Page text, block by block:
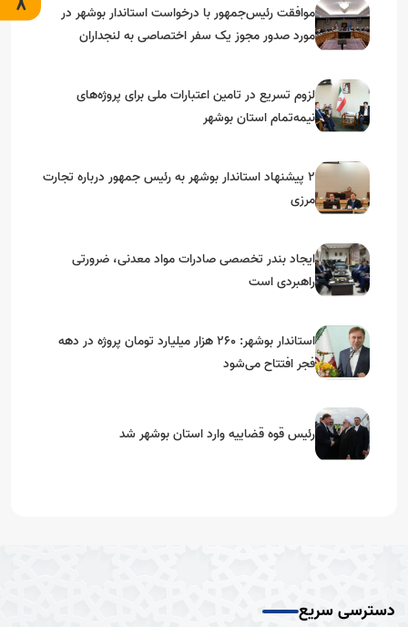
موافقت رئیس‌جمهور با درخواست استاندار بوشهر در
مورد صدور مجوز یک سفر اختصاصی به لنجداران
لزوم تسریع در تامین اعتبارات ملی برای پروژه‌های
نیمه‌تمام استان بوشهر
۲ پیشنهاد استاندار بوشهر به رئیس جمهور درباره تجارت
مرزی
ایجاد بندر تخصصی صادرات مواد معدنی، ضرورتی
راهبردی است
استاندار بوشهر: ۲۶۰ هزار میلیارد تومان پروژه در دهه
فجر افتتاح می‌شود
رئیس قوه قضاییه وارد استان بوشهر شد
دسترسی سریع